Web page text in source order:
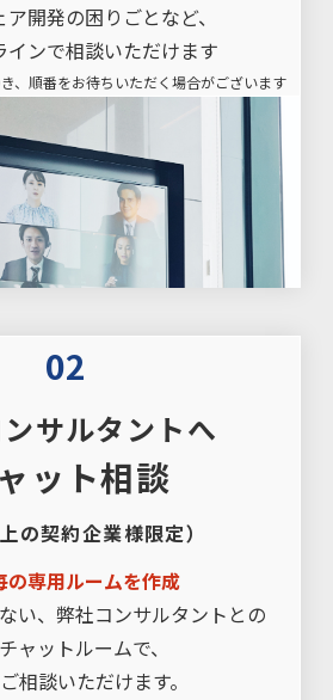
開発の困りごとなど、
インで相談いただけます
、順番をお待ちいただく場合がございます
02
サルタントへ
ット相談
の契約企業様限定）
の専用ルームを作成
い、弊社コンサルタントとの
ャットルームで、
相談いただけます。